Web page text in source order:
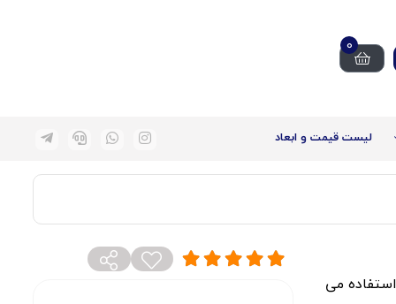
0
لیست قیمت و ابعاد
استفاده می